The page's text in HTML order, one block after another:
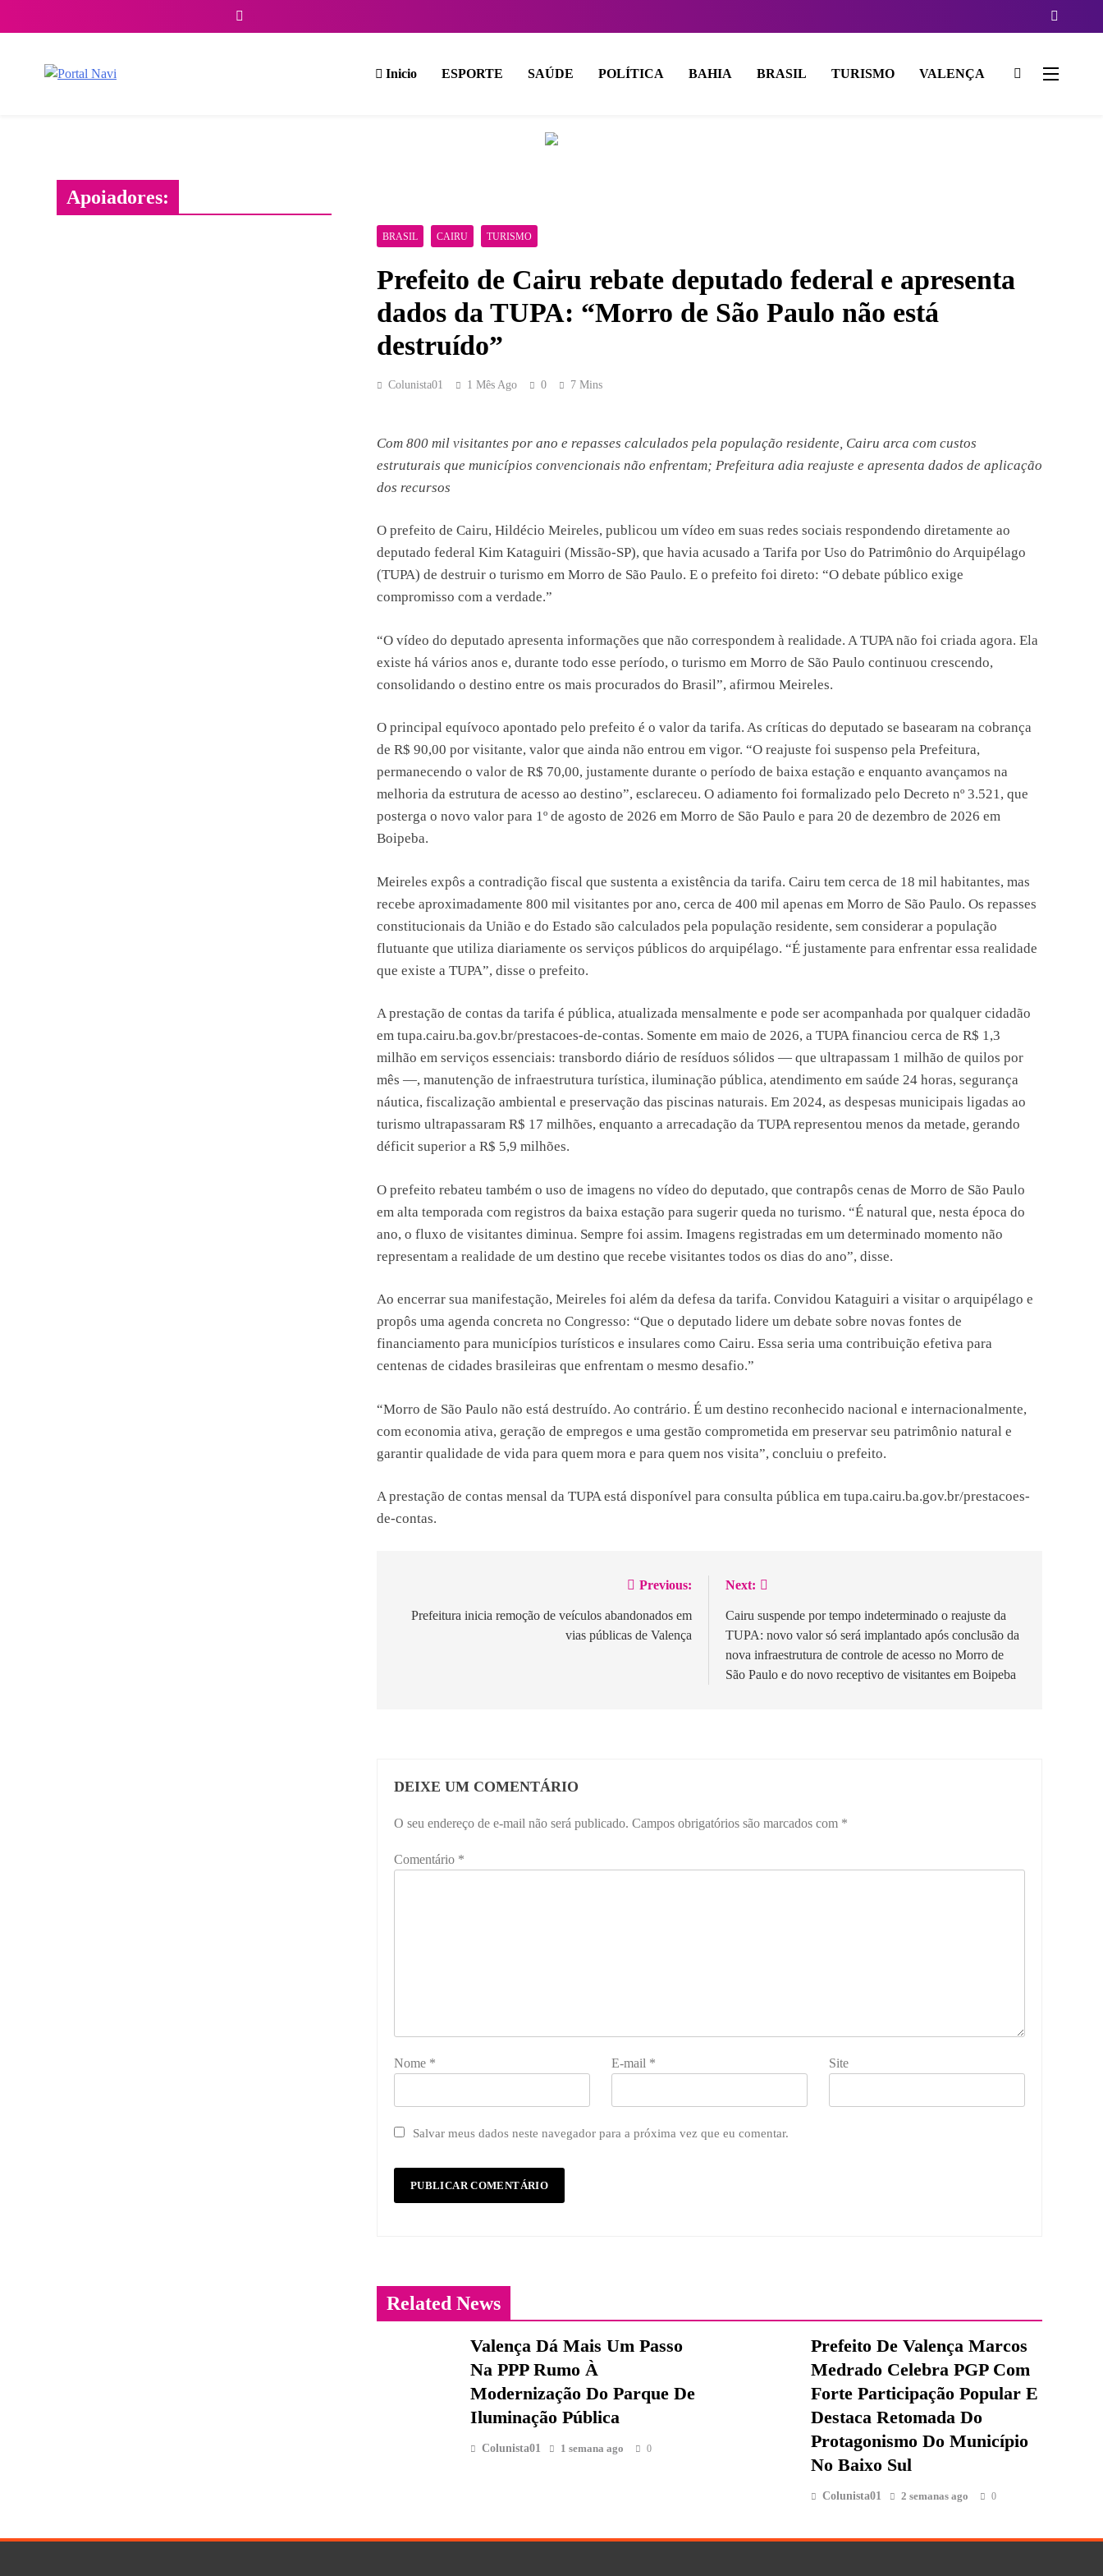
Inicio ESPORTE SAÚDE POLÍTICA BAHIA BRASIL TURISMO VALENÇA
Apoiadores:
BRASIL CAIRU TURISMO
Prefeito de Cairu rebate deputado federal e apresenta
dados da TUPA: “Morro de São Paulo não está
destruído”
Colunista01 1 Mês Ago 0 7 Mins
Com 800 mil visitantes por ano e repasses calculados pela população residente, Cairu arca com custos
estruturais que municípios convencionais não enfrentam; Prefeitura adia reajuste e apresenta dados de aplicação
dos recursos
O prefeito de Cairu, Hildécio Meireles, publicou um vídeo em suas redes sociais respondendo diretamente ao
deputado federal Kim Kataguiri (Missão-SP), que havia acusado a Tarifa por Uso do Patrimônio do Arquipélago
(TUPA) de destruir o turismo em Morro de São Paulo. E o prefeito foi direto: “O debate público exige
compromisso com a verdade.”
“O vídeo do deputado apresenta informações que não correspondem à realidade. A TUPA não foi criada agora. Ela
existe há vários anos e, durante todo esse período, o turismo em Morro de São Paulo continuou crescendo,
consolidando o destino entre os mais procurados do Brasil”, afirmou Meireles.
O principal equívoco apontado pelo prefeito é o valor da tarifa. As críticas do deputado se basearam na cobrança
de R$ 90,00 por visitante, valor que ainda não entrou em vigor. “O reajuste foi suspenso pela Prefeitura,
permanecendo o valor de R$ 70,00, justamente durante o período de baixa estação e enquanto avançamos na
melhoria da estrutura de acesso ao destino”, esclareceu. O adiamento foi formalizado pelo Decreto nº 3.521, que
posterga o novo valor para 1º de agosto de 2026 em Morro de São Paulo e para 20 de dezembro de 2026 em
Boipeba.
Meireles expôs a contradição fiscal que sustenta a existência da tarifa. Cairu tem cerca de 18 mil habitantes, mas
recebe aproximadamente 800 mil visitantes por ano, cerca de 400 mil apenas em Morro de São Paulo. Os repasses
constitucionais da União e do Estado são calculados pela população residente, sem considerar a população
flutuante que utiliza diariamente os serviços públicos do arquipélago. “É justamente para enfrentar essa realidade
que existe a TUPA”, disse o prefeito.
A prestação de contas da tarifa é pública, atualizada mensalmente e pode ser acompanhada por qualquer cidadão
em tupa.cairu.ba.gov.br/prestacoes-de-contas. Somente em maio de 2026, a TUPA financiou cerca de R$ 1,3
milhão em serviços essenciais: transbordo diário de resíduos sólidos — que ultrapassam 1 milhão de quilos por
mês —, manutenção de infraestrutura turística, iluminação pública, atendimento em saúde 24 horas, segurança
náutica, fiscalização ambiental e preservação das piscinas naturais. Em 2024, as despesas municipais ligadas ao
turismo ultrapassaram R$ 17 milhões, enquanto a arrecadação da TUPA representou menos da metade, gerando
déficit superior a R$ 5,9 milhões.
O prefeito rebateu também o uso de imagens no vídeo do deputado, que contrapôs cenas de Morro de São Paulo
em alta temporada com registros da baixa estação para sugerir queda no turismo. “É natural que, nesta época do
ano, o fluxo de visitantes diminua. Sempre foi assim. Imagens registradas em um determinado momento não
representam a realidade de um destino que recebe visitantes todos os dias do ano”, disse.
Ao encerrar sua manifestação, Meireles foi além da defesa da tarifa. Convidou Kataguiri a visitar o arquipélago e
propôs uma agenda concreta no Congresso: “Que o deputado lidere um debate sobre novas fontes de
financiamento para municípios turísticos e insulares como Cairu. Essa seria uma contribuição efetiva para
centenas de cidades brasileiras que enfrentam o mesmo desafio.”
“Morro de São Paulo não está destruído. Ao contrário. É um destino reconhecido nacional e internacionalmente,
com economia ativa, geração de empregos e uma gestão comprometida em preservar seu patrimônio natural e
garantir qualidade de vida para quem mora e para quem nos visita”, concluiu o prefeito.
A prestação de contas mensal da TUPA está disponível para consulta pública em tupa.cairu.ba.gov.br/prestacoes-
de-contas.
de
Previous:
Prefeitura inicia remoção de veículos abandonados em
vias públicas de Valença
Next:
Cairu suspende por tempo indeterminado o reajuste da
TUPA: novo valor só será implantado após conclusão da
nova infraestrutura de controle de acesso no Morro de
São Paulo e do novo receptivo de visitantes em Boipeba
DEIXE UM COMENTÁRIO
O seu endereço de e-mail não será publicado. Campos obrigatórios são marcados com *
Comentário *
Nome * E-mail * Site
Salvar meus dados neste navegador para a próxima vez que eu comentar.
Related News
Valença Dá Mais Um Passo
Na PPP Rumo À
Modernização Do Parque De
Iluminação Pública
Colunista01 1 semana ago 0
Prefeito De Valença Marcos
Medrado Celebra PGP Com
Forte Participação Popular E
Destaca Retomada Do
Protagonismo Do Município
No Baixo Sul
Colunista01 2 semanas ago 0